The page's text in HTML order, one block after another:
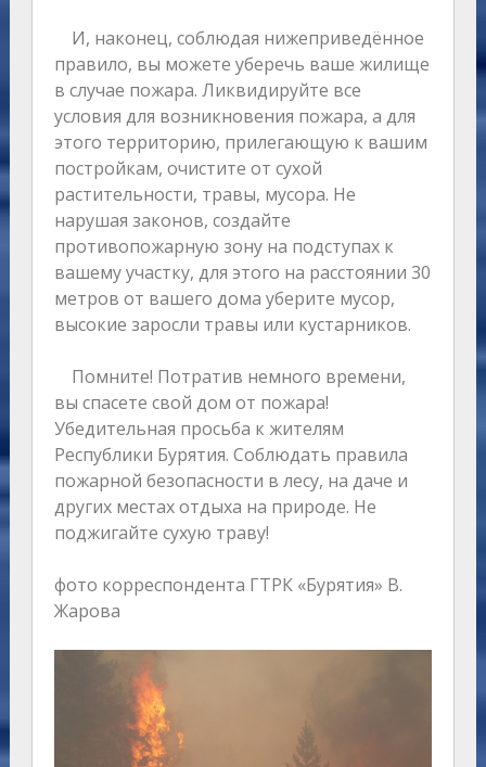
И, наконец, соблюдая нижеприведённое
правило, вы можете уберечь ваше жилище
в случае пожара. Ликвидируйте все
условия для возникновения пожара, а для
этого территорию, прилегающую к вашим
постройкам, очистите от сухой
растительности, травы, мусора. Не
нарушая законов, создайте
противопожарную зону на подступах к
вашему участку, для этого на расстоянии 30
метров от вашего дома уберите мусор,
высокие заросли травы или кустарников.
Помните! Потратив немного времени,
вы спасете свой дом от пожара!
Убедительная просьба к жителям
Республики Бурятия. Соблюдать правила
пожарной безопасности в лесу, на даче и
других местах отдыха на природе. Не
поджигайте сухую траву!
фото корреспондента ГТРК «Бурятия» В.
Жарова